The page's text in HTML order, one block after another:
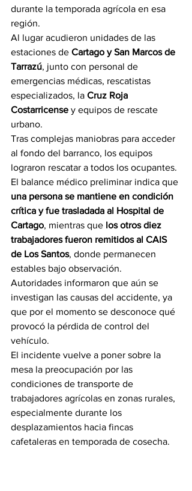
durante la temporada agrícola en esa
región.
Al lugar acudieron unidades de las
estaciones de Cartago y San Marcos de
Tarrazú, junto con personal de
emergencias médicas, rescatistas
especializados, la Cruz Roja
Costarricense y equipos de rescate
urbano.
Tras complejas maniobras para acceder
al fondo del barranco, los equipos
lograron rescatar a todos los ocupantes.
El balance médico preliminar indica que
una persona se mantiene en condición
crítica y fue trasladada al Hospital de
Cartago, mientras que los otros diez
trabajadores fueron remitidos al CAIS
de Los Santos, donde permanecen
estables bajo observación.
Autoridades informaron que aún se
investigan las causas del accidente, ya
que por el momento se desconoce qué
provocó la pérdida de control del
vehículo.
El incidente vuelve a poner sobre la
mesa la preocupación por las
condiciones de transporte de
trabajadores agrícolas en zonas rurales,
especialmente durante los
desplazamientos hacia fincas
cafetaleras en temporada de cosecha.